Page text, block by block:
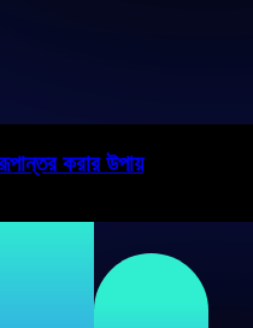
করার উপায়